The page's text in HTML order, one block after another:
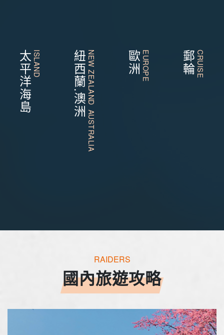
太平洋海島ISLAND 紐西蘭.澳洲NEW ZEALAND AUSTRALIA 歐洲EUROPE 郵輪CRUISE
RAIDERS
國內旅遊攻略